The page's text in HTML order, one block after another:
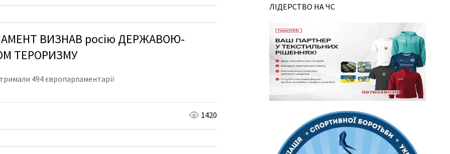
ВИЗНАВ росію ДЕРЖАВОЮ-
ТЕРОРИЗМУ
494 європарламентарії
1420
ЛІДЕРСТВО НА ЧС